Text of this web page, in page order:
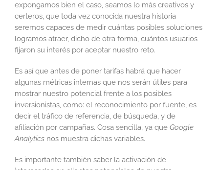
expongamos bien el caso, seamos lo más creativos y
certeros, que toda vez conocida nuestra historia
seremos capaces de medir cuántas posibles soluciones
logramos atraer, dicho de otra forma, cuántos usuarios
fijaron su interés por aceptar nuestro reto.
Es así que antes de poner tarifas habrá que hacer
algunas métricas internas que nos serán útiles para
mostrar nuestro potencial frente a los posibles
inversionistas, como: el reconocimiento por fuente, es
decir el tráfico de referencia, de búsqueda, y de
afiliación por campañas. Cosa sencilla, ya que Google
Analytics nos muestra dichas variables.
Es importante también saber la activación de